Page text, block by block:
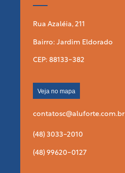
Rua Azaléia, 211
Bairro: Jardim Eldorado
CEP: 88133-382
Veja no mapa
contatosc@aluforte.com.br
(48) 3033-2010
(48) 99620-0127